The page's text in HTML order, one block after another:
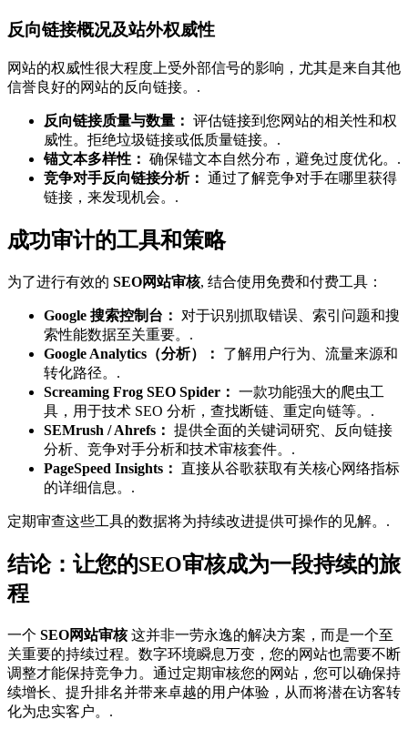
反向链接概况及站外权威性
网站的权威性很大程度上受外部信号的影响，尤其是来自其他
信誉良好的网站的反向链接。.
反向链接质量与数量： 评估链接到您网站的相关性和权
威性。拒绝垃圾链接或低质量链接。.
锚文本多样性： 确保锚文本自然分布，避免过度优化。.
竞争对手反向链接分析： 通过了解竞争对手在哪里获得
链接，来发现机会。.
成功审计的工具和策略
为了进行有效的 SEO网站审核, 结合使用免费和付费工具：
Google 搜索控制台：
对于识别抓取错误、索引问题和搜
索性能数据至关重要。.
Google Analytics（分析）：
了解用户行为、流量来源和
转化路径。.
Screaming Frog SEO Spider： 一款功能强大的爬虫工
具，用于技术 SEO 分析，查找断链、重定向链等。.
SEMrush / Ahrefs： 提供全面的关键词研究、反向链接
分析、竞争对手分析和技术审核套件。.
PageSpeed Insights： 直接从谷歌获取有关核心网络指标
的详细信息。.
定期审查这些工具的数据将为持续改进提供可操作的见解。.
结论：让您的SEO审核成为一段持续的旅
程
一个 SEO网站审核这并非一劳永逸的解决方案，而是一个至
关重要的持续过程。数字环境瞬息万变，您的网站也需要不断
调整才能保持竞争力。通过定期审核您的网站，您可以确保持
续增长、提升排名并带来卓越的用户体验，从而将潜在访客转
化为忠实客户。.